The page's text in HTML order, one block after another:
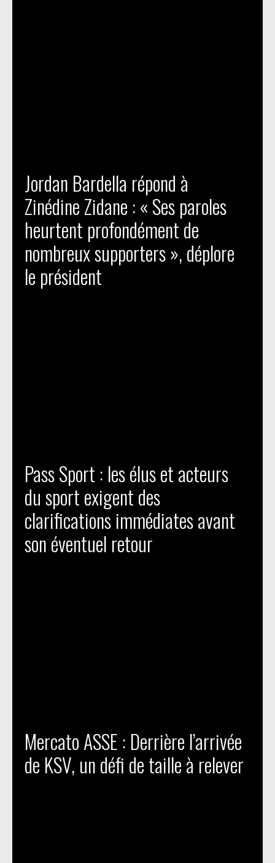
Jordan Bardella répond à
Zinédine Zidane : « Ses paroles
heurtent profondément de
nombreux supporters », déplore
le président
Pass Sport : les élus et acteurs
du sport exigent des
clarifications immédiates avant
son éventuel retour
Mercato ASSE : Derrière l’arrivée
de KSV, un défi de taille à relever